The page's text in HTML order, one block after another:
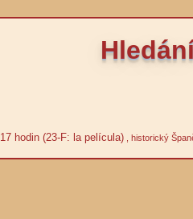
17 hodin (23-F: la película) , historický